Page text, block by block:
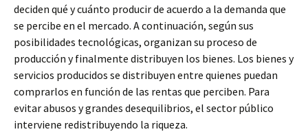
deciden qué y cuánto producir de acuerdo a la demanda que
se percibe en el mercado. A continuación, según sus
posibilidades tecnológicas, organizan su proceso de
producción y finalmente distribuyen los bienes. Los bienes y
servicios producidos se distribuyen entre quienes puedan
comprarlos en función de las rentas que perciben. Para
evitar abusos y grandes desequilibrios, el sector público
interviene redistribuyendo la riqueza.